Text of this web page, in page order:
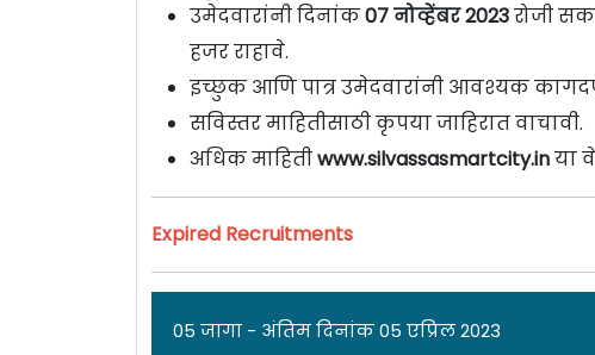
उमेदवारांनी दिनांक07 नोव्हेंबर 2023रोजी
हजर राहावे.
इच्छुक आणि पात्र उमेदवारांनी आवश्यक
सविस्तर माहितीसाठी कृपया जाहिरात वाचावी.
अधिक माहितीwww.silvassasmartcity.inया
Expired Recruitments
05 जागा - अंतिम दिनांक 05 एप्रिल 2023